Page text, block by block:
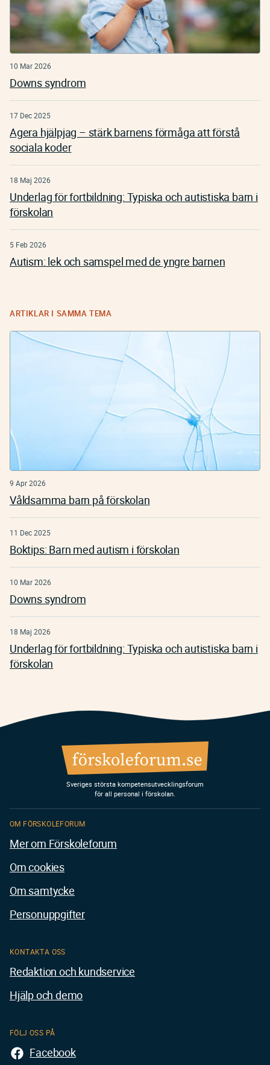
10 Mar 2026
Downs syndrom
17 Dec 2025
Agera hjälpjag – stärk barnens förmåga att förstå
sociala koder
18 Maj 2026
Underlag för fortbildning: Typiska och autistiska barn i
förskolan
5 Feb 2026
Autism: lek och samspel med de yngre barnen
ARTIKLAR I SAMMA TEMA
9 Apr 2026
Våldsamma barn på förskolan
11 Dec 2025
Boktips: Barn med autism i förskolan
10 Mar 2026
Downs syndrom
18 Maj 2026
Underlag för fortbildning: Typiska och autistiska barn i
förskolan
Sveriges största kompetensutvecklingsforum
för all personal i förskolan.
KONTAKTA OSS
Redaktion och kundservice
Hjälp och demo
FÖLJ OSS PÅ
Facebook
OM FÖRSKOLEFORUM
Mer om Förskoleforum
Om cookies
Om samtycke
Personuppgifter